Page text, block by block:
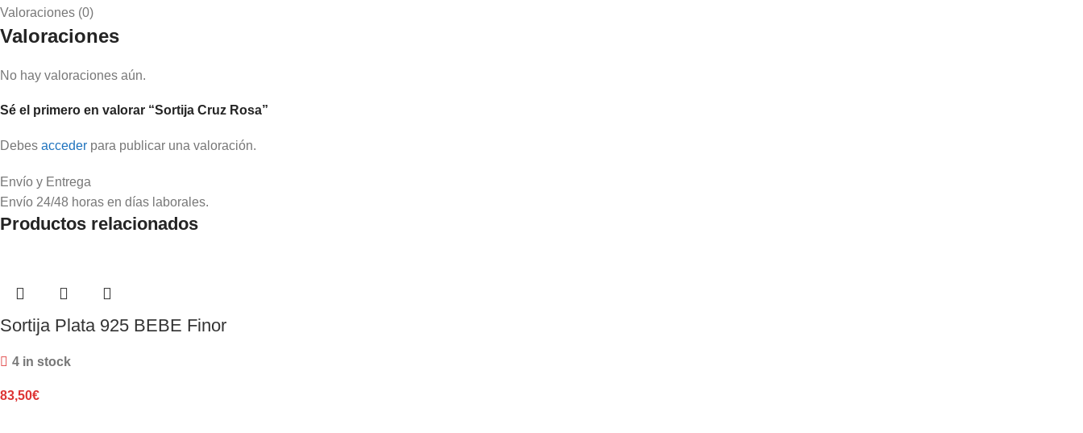
Valoraciones (0)
Valoraciones
No hay valoraciones aún.
Sé el primero en valorar “Sortija Cruz Rosa”
Debes acceder para publicar una valoración.
Envío y Entrega
Envío 24/48 horas en días laborales.
Productos relacionados
Sortija Plata 925 BEBE Finor
4 in stock
83,50€